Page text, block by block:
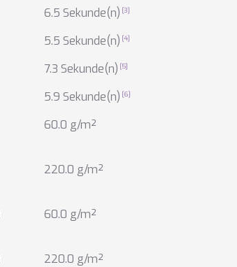
6.5 Sekunde(n)
5.5 Sekunde(n)
7.3 Sekunde(n)
5.9 Sekunde(n)
60.0 g/m²
220.0 g/m²
60.0 g/m²
220.0 g/m²